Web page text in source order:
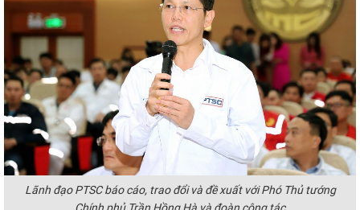
Lãnh đạo PTSC báo cáo, trao đổi và đề xuất với Phó Thủ tướng